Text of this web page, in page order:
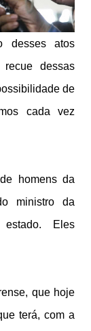
desses atos
dessas
de
cada vez
homens da
ministro da
Eles
que hoje
terá, com a